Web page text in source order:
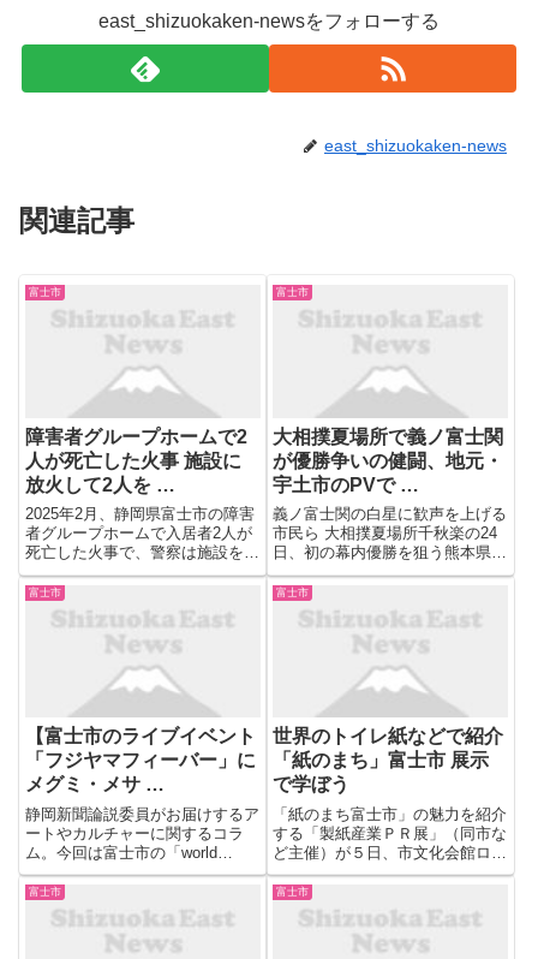
east_shizuokaken-newsをフォローする
east_shizuokaken-news
関連記事
富士市
障害者グループホームで2
人が死亡した火事 施設に
放火して2人を …
2025年2月、静岡県富士市の障害
者グループホームで入居者2人が
死亡した火事で、警察は施設を放
火した疑いで61歳の無職の男を
逮捕しました。 2026年7月15日
に現住建造物等放火の疑いで逮捕
されたのは、静岡県富士宮市に住
む無職の男(61)で...
富士市
大相撲夏場所で義ノ富士関
が優勝争いの健闘、地元・
宇土市のPVで …
義ノ富士関の白星に歓声を上げる
市民ら 大相撲夏場所千秋楽の24
日、初の幕内優勝を狙う熊本県宇
土市出身の義ノ富士関（本名・草
野直哉）（24）の大一番を見守
ろうと、市民ら約50人が同市役
所でのパブリックビューイング
（PV）に駆けつけた。
富士市
【富士市のライブイベント
「フジヤマフィーバー」に
メグミ・メサ …
静岡新聞論説委員がお届けするア
ートやカルチャーに関するコラ
ム。今回は富士市の「world
football bar KICKERS」で11月8
日に行われたシリーズイベント
「フジヤマフィーバー」を題材
に。 富士市内で定期開催される
「フジヤマフ...
富士市
世界のトイレ紙などで紹介
「紙のまち」富士市 展示
で学ぼう
「紙のまち富士市」の魅力を紹介
する「製紙産業ＰＲ展」（同市な
ど主催）が５日、市文化会館ロゼ
シアターで始まった。市内企業の
さまざまな製品や世界各国のトイ
レ紙などを紹介し、製紙業を楽し
く学ぶことができる ...
富士市 富士市